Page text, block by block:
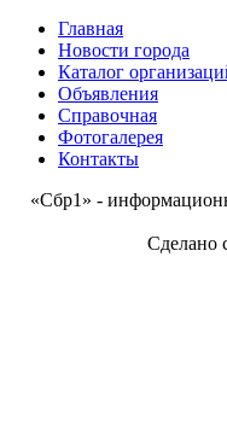
Главная
Новости города
Каталог
Объявления
Справочная
Фотогалерея
Контакты
«Сбр1» -
Сделано